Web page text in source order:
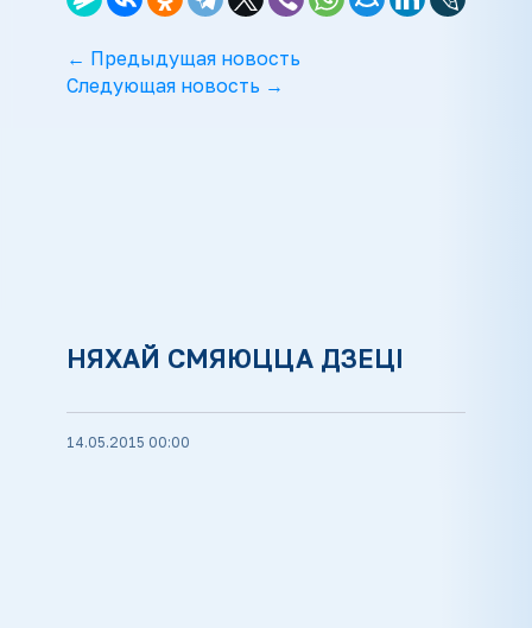
← Предыдущая новость
Следующая новость →
НЯХАЙ СМЯЮЦЦА ДЗЕЦІ
14.05.2015 00:00